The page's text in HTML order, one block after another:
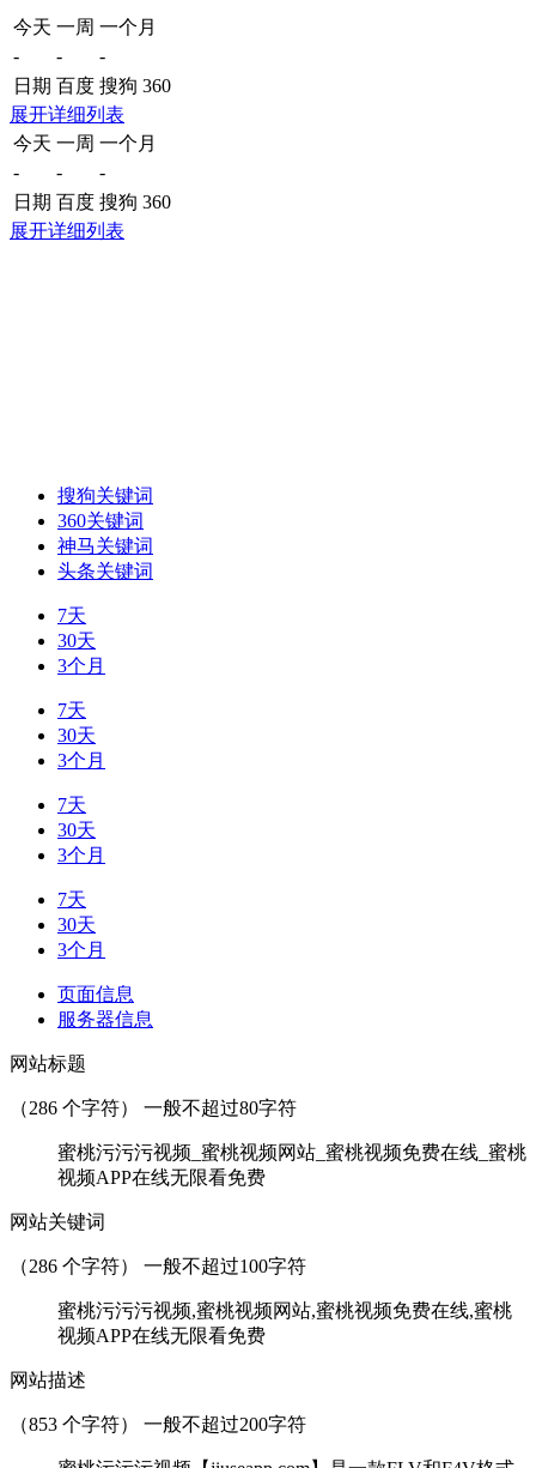
今天 一周 一个月
-
-
-
日期 百度 搜狗 360
展开详细列表
今天 一周 一个月
-
-
-
日期 百度 搜狗 360
展开详细列表
搜狗关键词
360关键词
神马关键词
头条关键词
7天
30天
3个月
7天
30天
3个月
7天
30天
3个月
7天
30天
3个月
页面信息
服务器信息
网站标题
（286 个字符） 一般不超过80字符
蜜桃污污污视频_蜜桃视频网站_蜜桃视频免费在线_蜜桃
视频APP在线无限看免费
网站关键词
（286 个字符） 一般不超过100字符
蜜桃污污污视频,蜜桃视频网站,蜜桃视频免费在线,蜜桃
视频APP在线无限看免费
网站描述
（853 个字符） 一般不超过200字符